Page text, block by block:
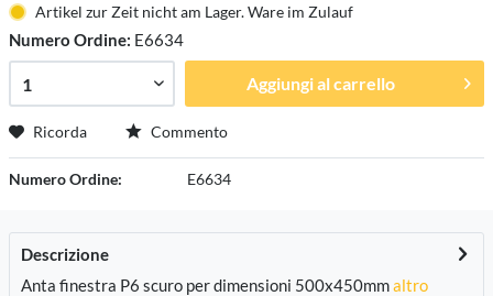
Artikel zur Zeit nicht am Lager. Ware im Zulauf
Numero Ordine: E6634
Aggiungi al carrello
Ricorda Commento
Numero Ordine: E6634
Descrizione
Anta finestra P6 scuro per dimensioni 500x450mmaltro